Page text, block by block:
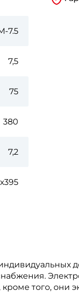
7.5
7,5
75
380
7,2
того, они